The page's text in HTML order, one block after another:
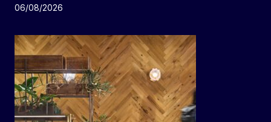
06/08/2026